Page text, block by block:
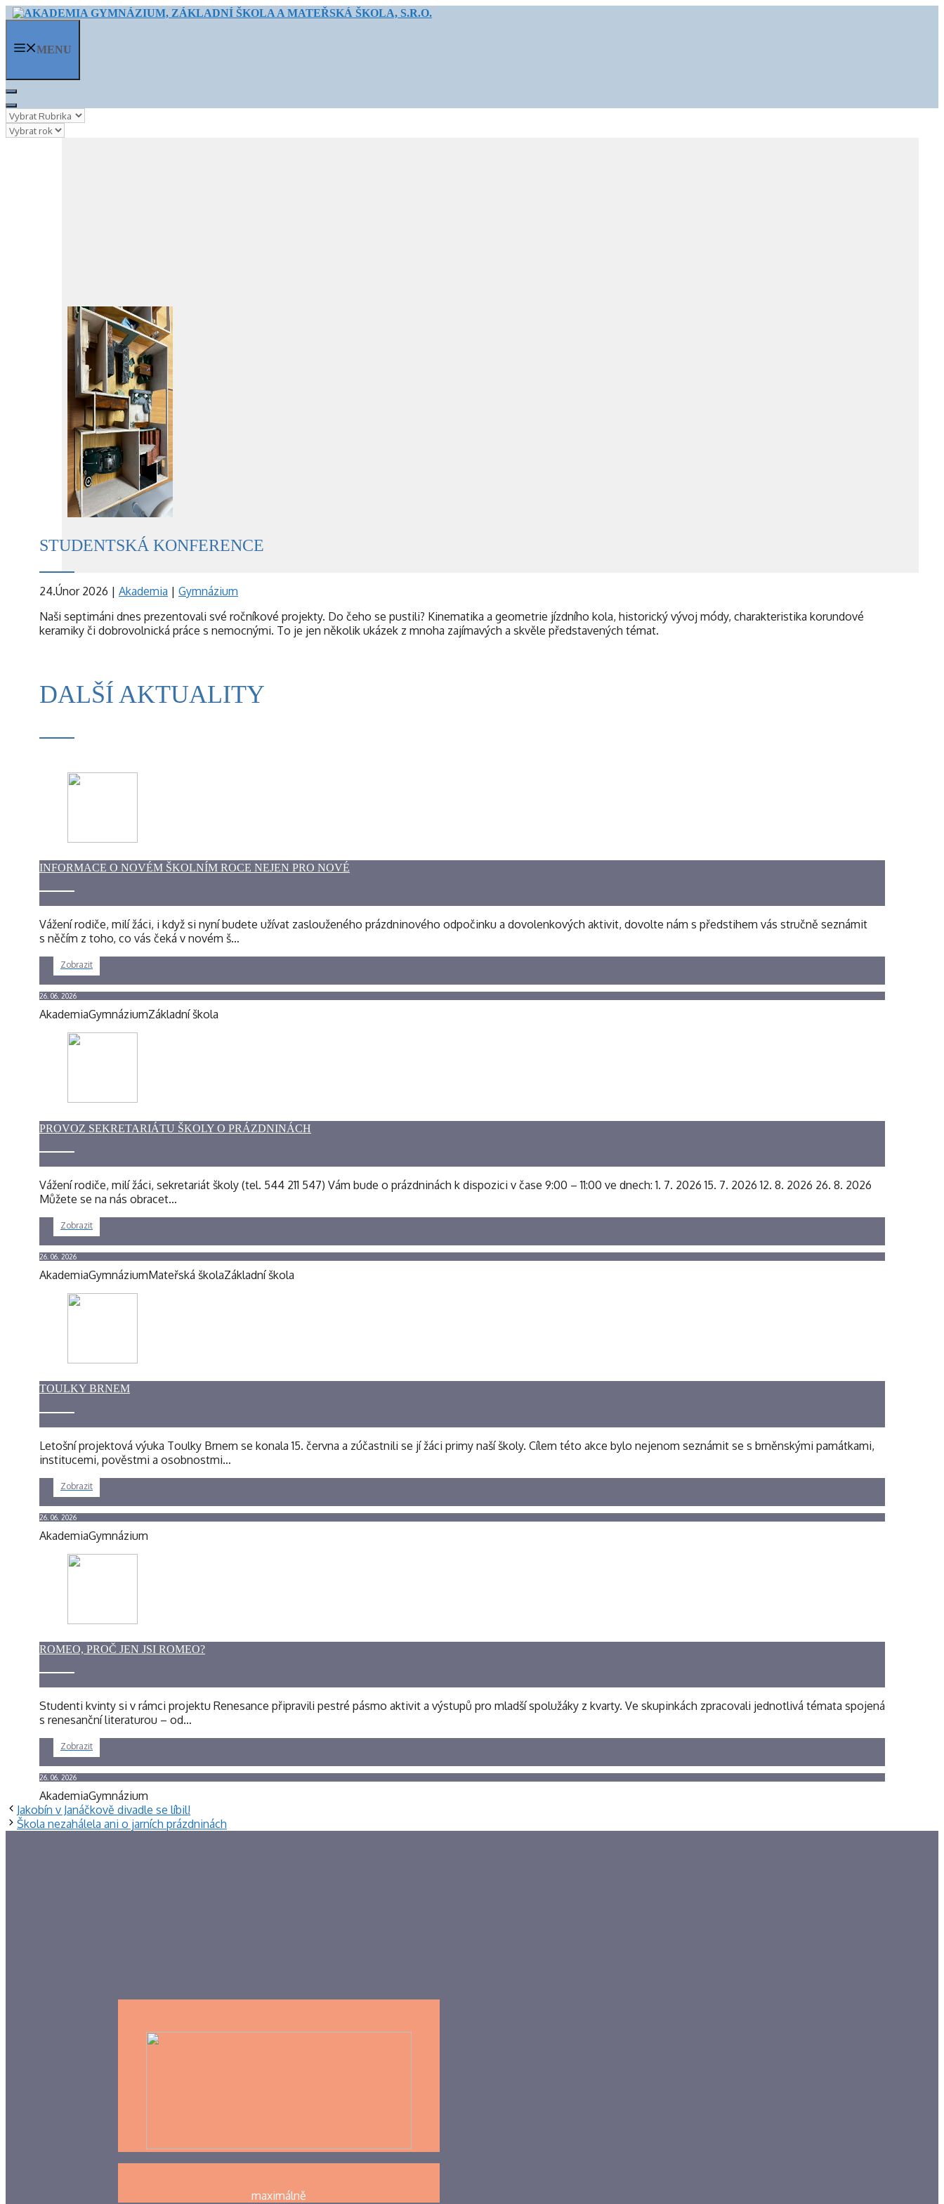
Přeskočit
obsah
MENU
Rubriky
Archivy
STUDENTSKÁ KONFERENCE
24.Únor 2026 | Akademia | Gymnázium
Naši septimáni dnes prezentovali své ročníkové projekty. Do čeho se pustili? Kinematika a geometrie jízdního kola, historický vývoj módy, charakteristika korundové
keramiky či dobrovolnická práce s nemocnými. To je jen několik ukázek z mnoha zajímavých a skvěle představených témat.
DALŠÍ AKTUALITY
INFORMACE O NOVÉM ŠKOLNÍM ROCE NEJEN PRO NOVÉ
Vážení rodiče, milí žáci, i když si nyní budete užívat zaslouženého prázdninového odpočinku a dovolenkových aktivit, dovolte nám s předstihem vás stručně seznámit
s něčím z toho, co vás čeká v novém š…
Zobrazit
26. 06. 2026
AkademiaGymnáziumZákladní škola
PROVOZ SEKRETARIÁTU ŠKOLY O PRÁZDNINÁCH
Vážení rodiče, milí žáci, sekretariát školy (tel. 544 211 547) Vám bude o prázdninách k dispozici v čase 9:00 – 11:00 ve dnech: 1. 7. 2026 15. 7. 2026 12. 8. 2026 26. 8. 2026
Můžete se na nás obracet…
Zobrazit
26. 06. 2026
AkademiaGymnáziumMateřská školaZákladní škola
TOULKY BRNEM
Letošní projektová výuka Toulky Brnem se konala 15. června a zúčastnili se jí žáci primy naší školy. Cílem této akce bylo nejenom seznámit se s brněnskými památkami,
institucemi, pověstmi a osobnostmi…
Zobrazit
26. 06. 2026
AkademiaGymnázium
ROMEO, PROČ JEN JSI ROMEO?
Studenti kvinty si v rámci projektu Renesance připravili pestré pásmo aktivit a výstupů pro mladší spolužáky z kvarty. Ve skupinkách zpracovali jednotlivá témata spojená
s renesanční literaturou – od…
Zobrazit
26. 06. 2026
AkademiaGymnázium
Jakobín v Janáčkově divadle se líbil!
Škola nezahálela ani o jarních prázdninách
maximálně